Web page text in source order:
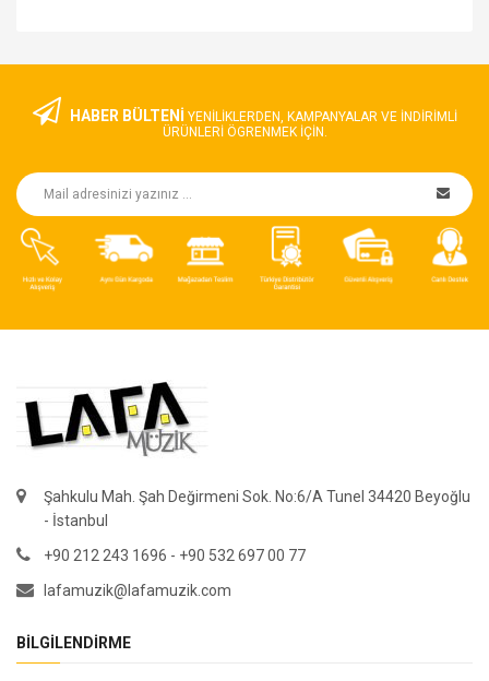
HABER BÜLTENİ YENILIKLERDEN, KAMPANYALAR VE INDIRIMLI
ÜRÜNLERI ÖGRENMEK IÇIN.
Şahkulu Mah. Şah Değirmeni Sok. No:6/A Tunel 34420 Beyoğlu
- İstanbul
+90 212 243 1696 - +90 532 697 00 77
lafamuzik@lafamuzik.com
BILGILENDIRME